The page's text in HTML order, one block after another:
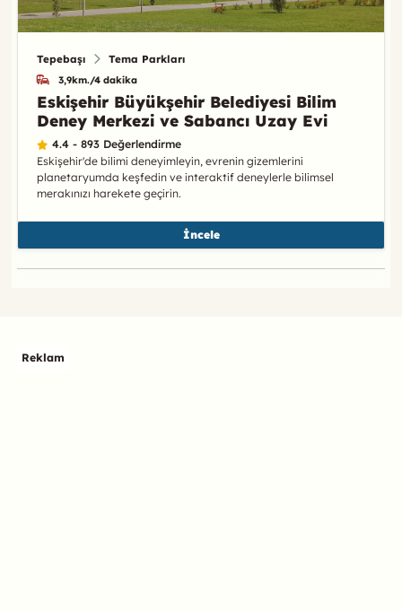
Tepebaşı Tema Parkları
3,9km./4 dakika
Eskişehir Büyükşehir Belediyesi Bilim
Deney Merkezi ve Sabancı Uzay Evi
4.4 - 893 Değerlendirme
Eskişehir'de bilimi deneyimleyin, evrenin gizemlerini
planetaryumda keşfedin ve interaktif deneylerle bilimsel
merakınızı harekete geçirin.
İncele
Reklam